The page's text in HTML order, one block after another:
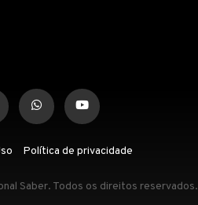
Política de privacidade
Saber. Todos os direitos reservados.